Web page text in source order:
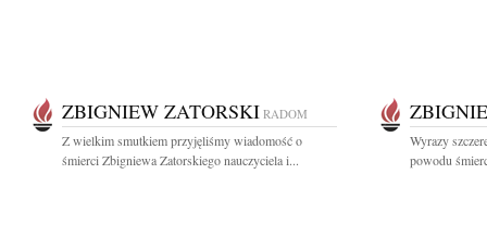
ZBIGNIEW ZATORSKI RADOM
Z wielkim smutkiem przyjęliśmy wiadomość o
śmierci Zbigniewa Zatorskiego nauczyciela i...
Wyrazy
powodu